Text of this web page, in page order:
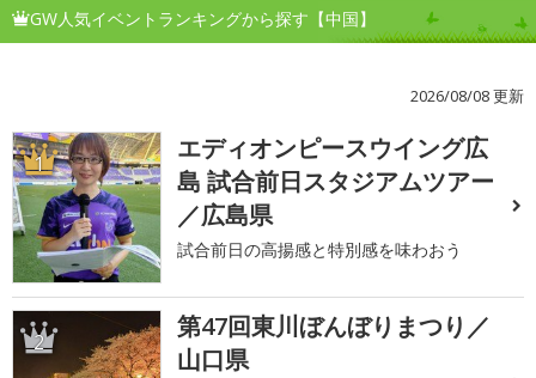
GW人気イベントランキングから探す【中国】
2026/08/08 更新
1
エディオンピースウイング広
島 試合前日スタジアムツアー
／広島県
試合前日の高揚感と特別感を味わおう
2
第47回東川ぼんぼりまつり／
山口県